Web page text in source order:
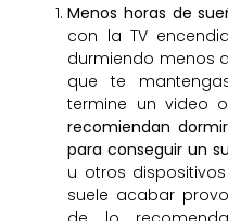
Menos horas de
con la TV
durmiendo menos
que te
termine un video
recomiendan
para conseguir un
u otros
suele acabar